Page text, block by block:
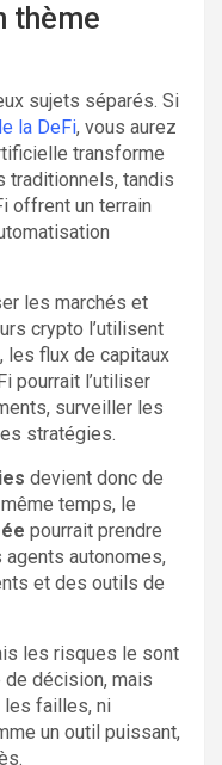
thème
sujets séparés. Si
la DeFi, vous aurez
transforme
traditionnels, tandis
offrent un terrain
les marchés et
crypto l’utilisent
les flux de capitaux
pourrait l’utiliser
surveiller les
stratégies.
devient donc de
temps, le
pourrait prendre
agents autonomes,
et des outils de
les risques le sont
de décision, mais
les failles, ni
un outil puissant,